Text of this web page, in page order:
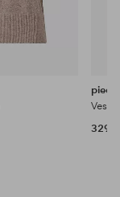
329